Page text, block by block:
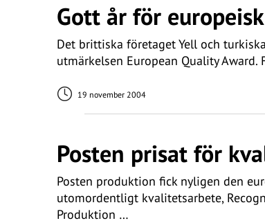
Gott år för
Det brittiska företaget Yell och
utmärkelsen European Quality Award.
19 november 2004
Posten prisat för
Posten produktion fick nyligen den
utomordentligt kvalitetsarbete,
Produktion …